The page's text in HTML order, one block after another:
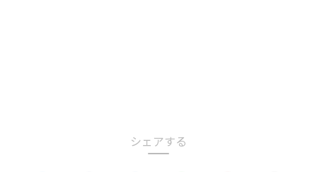
シェアする